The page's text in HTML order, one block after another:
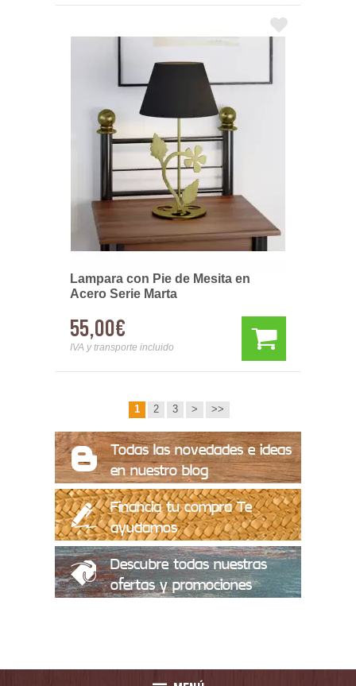
Lampara con Pie de Mesita en
Acero Serie Marta
55,00€
IVA y transporte incluido
1 2 3 > >>
Todas las novedades e ideas
en nuestro blog
Financia tu compra Te
ayudamos
Descubre todas nuestras
ofertas y promociones